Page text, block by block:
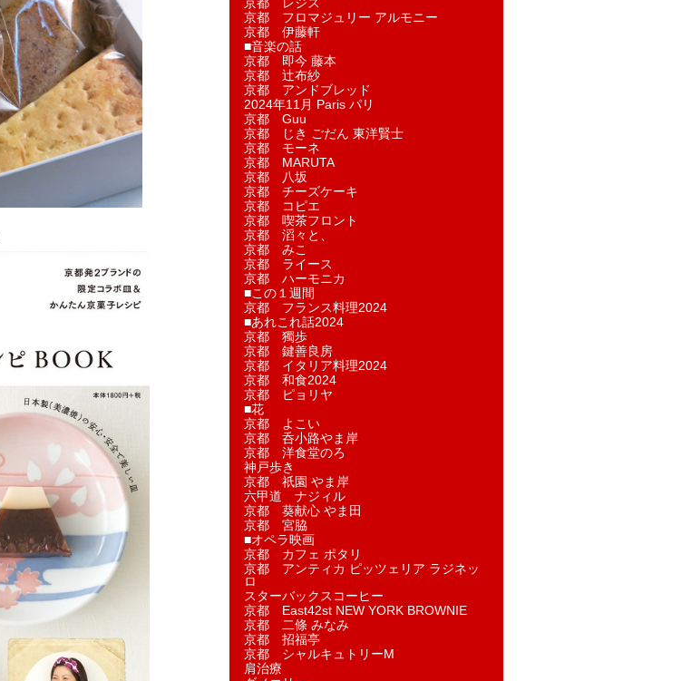
京都 レジス
京都 フロマジュリー アルモニー
京都 伊藤軒
■音楽の話
京都 即今 藤本
京都 辻布紗
京都 アンドブレッド
2024年11月 Paris パリ
京都 Guu
京都 じき ごだん 東洋賢士
京都 モーネ
京都 MARUTA
京都 八坂
京都 チーズケーキ
京都 コピエ
京都 喫茶フロント
京都 滔々と、
京都 みこ
京都 ライース
京都 ハーモニカ
■この１週間
京都 フランス料理2024
■あれこれ話2024
京都 獨歩
京都 鍵善良房
京都 イタリア料理2024
京都 和食2024
京都 ピョリヤ
■花
京都 よこい
京都 呑小路やま岸
京都 洋食堂のろ
神戸歩き
京都 祇園 やま岸
六甲道 ナジィル
京都 葵献心 やま田
京都 宮脇
■オペラ映画
京都 カフェ ポタリ
京都 アンティカ ピッツェリア ラジネッ
ロ
スターバックスコーヒー
京都 East42st NEW YORK BROWNIE
京都 二條 みなみ
京都 招福亭
京都 シャルキュトリーM
肩治療